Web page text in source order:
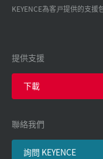
KEYENCE為客戸提供的支
提供支援
下載
聯絡我們
詢問 KEYENCE